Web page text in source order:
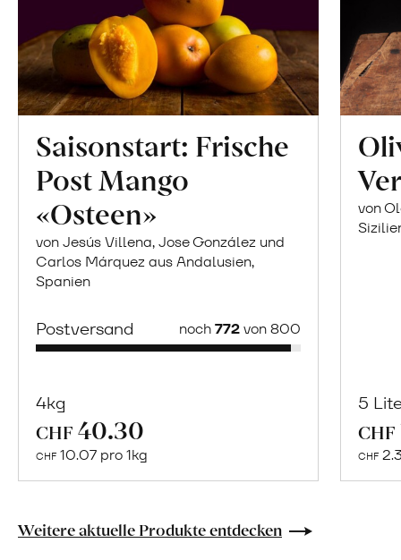
Saisonstart: Frische
Post Mango
«Osteen»
von Jesús Villena, Jose González und
Carlos Márquez aus Andalusien,
Spanien
Postversand noch772von 800
4kg
CHF 40.30
CHF 10.07 pro 1kg
Frische
Orangen
von
5
CHF
CHF
Weitere aktuelle Produkte entdecken